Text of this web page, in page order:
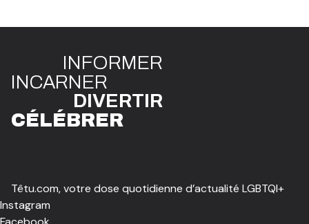
INFORMER
INCARNER
DIVERTIR
CÉLÉBRER
Têtu.com, votre dose quotidienne d’actualité LGBTQI+
Instagram